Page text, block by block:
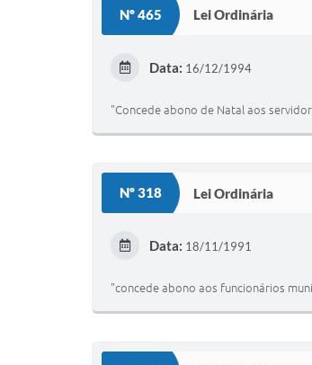
Nº 465 Lei Ordinária
Data: 16/12/1994
"Concede abono de Natal aos
Nº 318 Lei Ordinária
Data: 18/11/1991
"concede abono aos funcionários